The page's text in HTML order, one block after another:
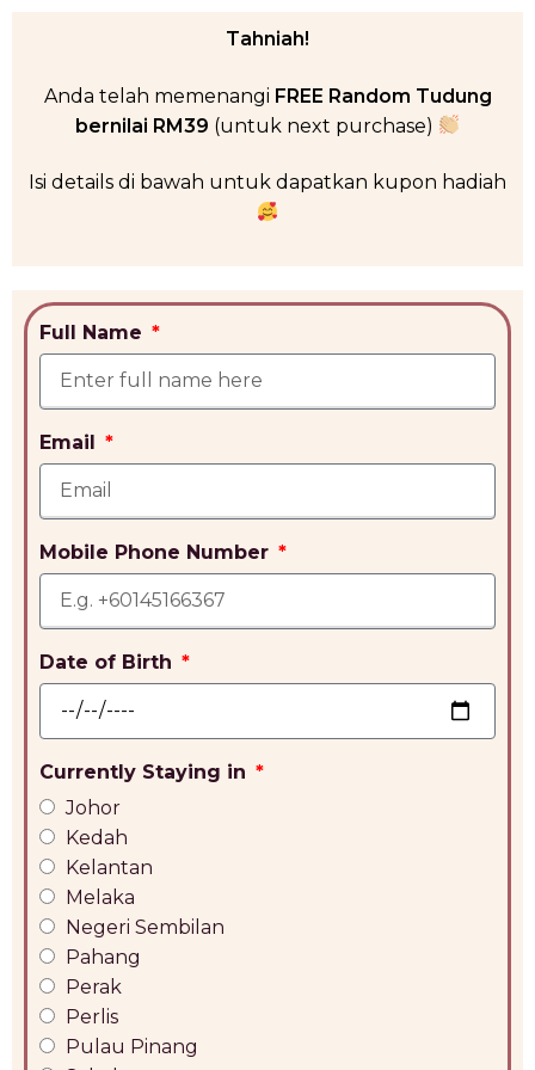
Tahniah!
Anda telah memenangi FREE Random Tudung
bernilai RM39 (untuk next purchase)
Isi details di bawah untuk dapatkan kupon hadiah
Full Name
Email
Mobile Phone Number
Date of Birth
Currently Staying in
Johor
Kedah
Kelantan
Melaka
Negeri Sembilan
Pahang
Perak
Perlis
Pulau Pinang